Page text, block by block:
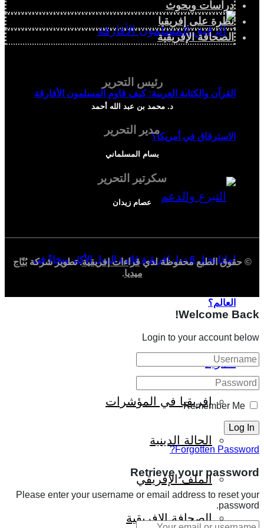
القرآن والكتابة العربية: كيف قاوم المسلمون الأفارقة
الاسترقاق في أمريكا؟
لماذا تحتل 6 دول إفريقية قائمة الدول الأكثر سخاءً في
العالم؟
المزيد
إفريقيا في المؤشرات
الحالة الدينية
الملف الإفريقي
الصحافة الإفريقية
دراسات وبحوث
نظرة على إفريقيا
الصحافة الإفريقية
رئيس التحرير
د. محمد بن عبد الله أحمد
مدير التحرير
بسام المسلماني
سكرتير التحرير
عصام زيدان
© حقوق الطبع محفوظة لديقراءات إفريقية. تطوير شركةبُنّاج
ميديا.
Welcome Back!
Login to your account below
Remember Me
Forgotten Password?
Retrieve your password
Please enter your username or email address to reset your
password.